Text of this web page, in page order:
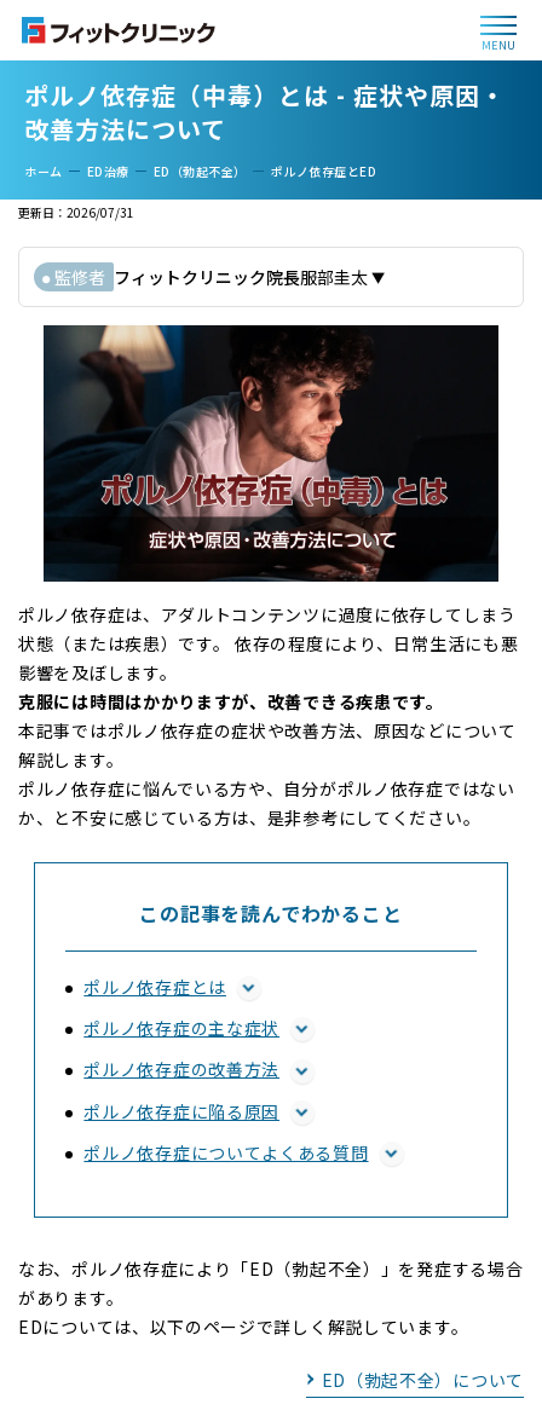
MENU
ポルノ依存症（中毒）とは - 症状や原因・
改善方法について
ホーム ED治療 ED（勃起不全） ポルノ依存症とED
更新日：2026/07/31
監修者 フィットクリニック院長服部圭太
ポルノ依存症は、アダルトコンテンツに過度に依存してしまう
状態（または疾患）です。 依存の程度により、日常生活にも悪
影響を及ぼします。
克服には時間はかかりますが、改善できる疾患です。
本記事ではポルノ依存症の症状や改善方法、原因などについて
解説します。
ポルノ依存症に悩んでいる方や、自分がポルノ依存症ではない
か、と不安に感じている方は、是非参考にしてください。
この記事を読んでわかること
ポルノ依存症とは
ポルノ依存症の主な症状
ポルノ依存症の改善方法
ポルノ依存症に陥る原因
ポルノ依存症についてよくある質問
なお、ポルノ依存症により「ED（勃起不全）」を発症する場合
があります。
EDについては、以下のページで詳しく解説しています。
ED（勃起不全）について